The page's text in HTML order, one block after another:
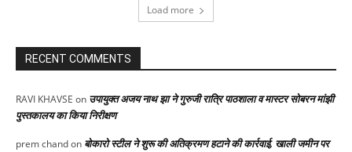
Load more
RECENT COMMENTS
RAVI KHAVSE on उपायुक्त अजय नाथ झा ने गुरुजी रात्रि पाठशाला व मास्टर सोबरन मांझी
पुस्तकालय का किया निरीक्षण
prem chandon बोकारो स्टील ने शुरू की अतिक्रमण हटाने की कार्रवाई, खाली जमीन पर